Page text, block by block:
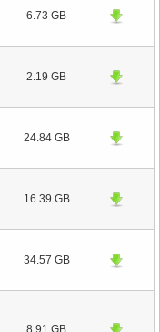
6.73 GB
2.19 GB
24.84 GB
16.39 GB
34.57 GB
8.91 GB